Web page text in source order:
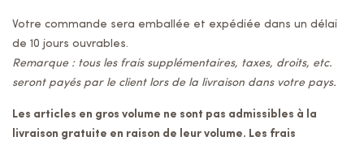
Votre commande sera emballée et expédiée dans un délai
de 10 jours ouvrables.
Remarque : tous les frais supplémentaires, taxes, droits, etc.
seront payés par le client lors de la livraison dans votre pays.
Les articles en gros volume ne sont pas admissibles à la
livraison gratuite en raison de leur volume. Les frais